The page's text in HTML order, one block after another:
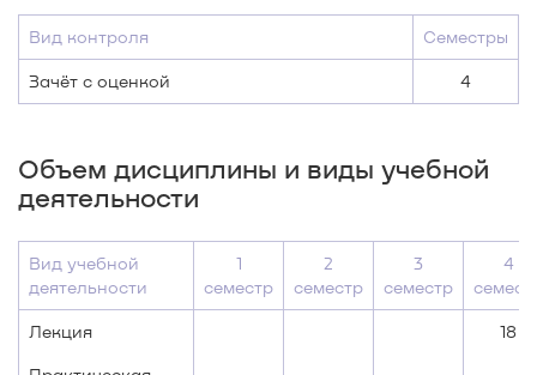
Вид контроля Семестры
Зачёт с оценкой 4
Объем дисциплины и виды учебной
деятельности
Вид учебной
деятельности
1
семестр
2
семестр
3
семестр
4
Лекция 18